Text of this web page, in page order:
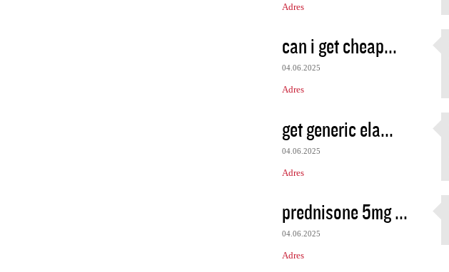
Adres
can i get cheap...
04.06.2025
Adres
get generic ela...
04.06.2025
Adres
prednisone 5mg ...
04.06.2025
Adres